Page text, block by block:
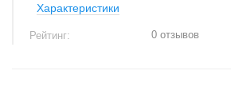
Характеристики
Рейтинг: 0 отзывов